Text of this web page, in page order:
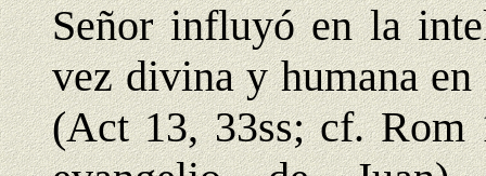
Señor influyó en la
vez divina y humana
(Act 13, 33ss; cf. Rom